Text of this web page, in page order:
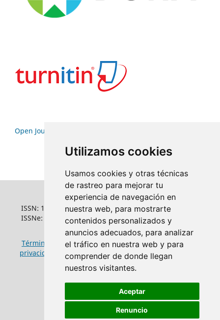
Utilizamos cookies
Usamos cookies y otras técnicas
de rastreo para mejorar tu
experiencia de navegación en
nuestra web, para mostrarte
contenidos personalizados y
anuncios adecuados, para analizar
el tráfico en nuestra web y para
comprender de donde llegan
nuestros visitantes.
Aceptar
Renuncio
Open Journal Systems
ISSN: 1022-6508
ISSNe: 1681-5653
Términos y condiciones de uso|Política de
privacidad
Política de cookies